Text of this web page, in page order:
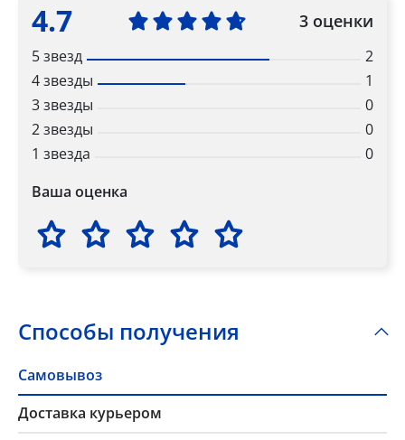
4.7 3 оценки
5 звезд
2
4 звезды
1
3 звезды
0
2 звезды
0
1 звезда
0
Ваша оценка
Способы получения
Самовывоз
Доставка курьером